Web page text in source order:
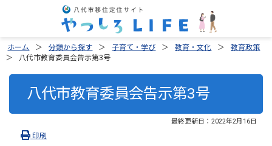
ホーム 分類から探す 子育て・学び 教育・文化
教育政策
八代市教育委員会告示第3号
八代市教育委員会告示第3号
最終更新日： 2022年2月16日
印刷